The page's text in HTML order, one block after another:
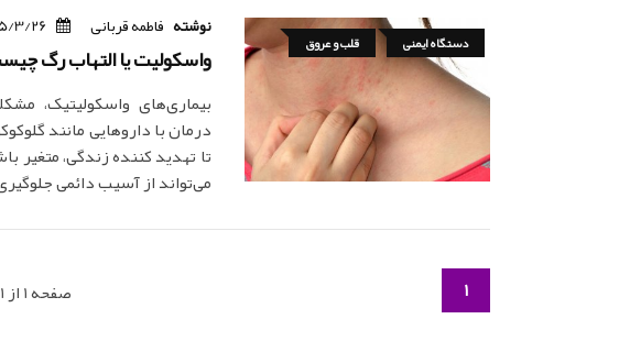
دستگاه ایمنی قلب و عروق
نوشته فاطمه قربانی 3/26
واسکولیت یا التهاب رگ
بیماری‌های واسکولیتیک،
درمان با داروهایی مانند
تا تهدید کننده زندگی،
می‌تواند از آسیب دائمی
1 صفحه 1 از 1